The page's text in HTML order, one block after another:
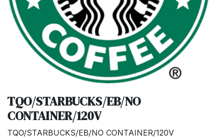
TQO/STARBUCKS/EB/NO
CONTAINER/120V
TQO/STARBUCKS/EB/NO CONTAINER/120V